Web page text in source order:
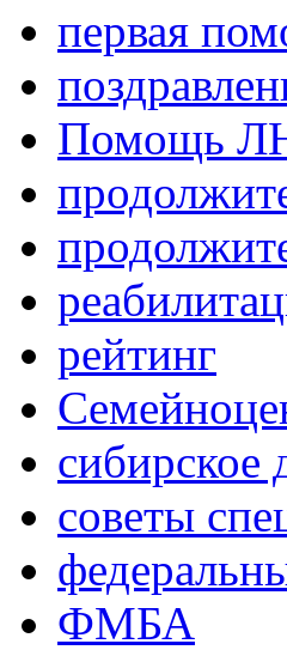
первая
Помощь
рейтинг
сибирское
советы
ФМБА